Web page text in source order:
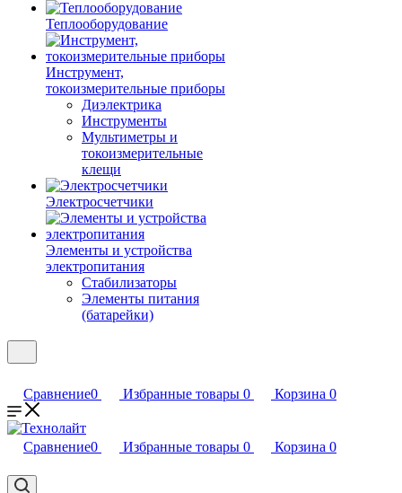
Теплооборудование
Инструмент,
токоизмерительные приборы
Диэлектрика
Инструменты
Мультиметры и
токоизмерительные
клещи
Электросчетчики
Элементы и устройства
электропитания
Стабилизаторы
Элементы питания
(батарейки)
Сравнение0 Избранные товары 0 Корзина 0
Сравнение0 Избранные товары 0 Корзина 0